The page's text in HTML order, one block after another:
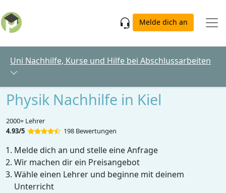
Melde dich an
Uni Nachhilfe, Kurse und Hilfe bei Abschlussarbeiten
Physik Nachhilfe in Kiel
2000+ Lehrer
4.93/5
198 Bewertungen
Melde dich an und stelle eine Anfrage
Wir machen dir ein Preisangebot
Wähle einen Lehrer und beginne mit deinem
Unterricht